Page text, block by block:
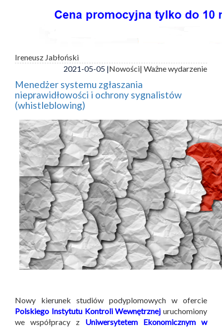
Ireneusz Jabłoński
2021-05-05 |Nowości| Ważne wydarzenie
Menedżer systemu zgłaszania
nieprawidłowości i ochrony sygnalistów
(whistleblowing)
Nowy kierunek studiów podyplomowych w ofercie
Polskiego Instytutu Kontroli Wewnętrznej uruchomiony
we współpracy z Uniwersytetem Ekonomicznym w